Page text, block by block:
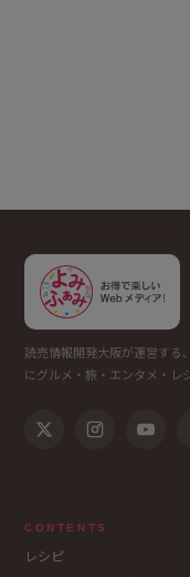
読売情報開発大阪が運営する
にグルメ・旅・エンタメ・レ
CONTENTS
レシピ